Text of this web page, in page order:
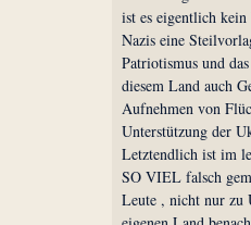
ist es eigentlich
Nazis eine
Patriotismus und
diesem Land auch
Aufnehmen von
Unterstützung der
Letztendlich ist im
SO VIEL falsch
Leute , nicht nur zu